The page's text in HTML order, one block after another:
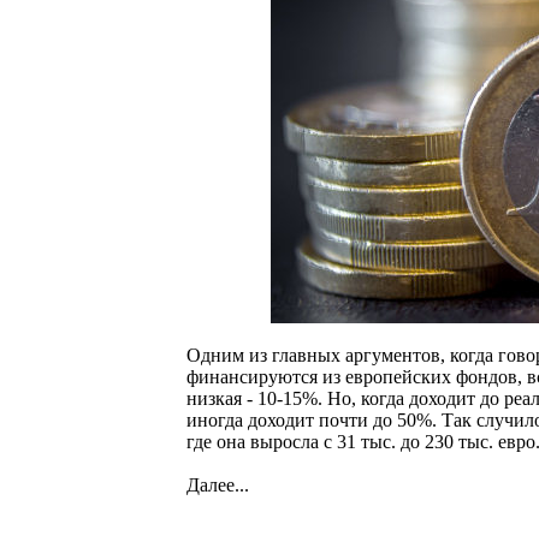
Одним из главных аргументов, когда
финансируются из европейских фондов,
низкая - 10-15%. Но, когда доходит до
иногда доходит почти до 50%. Так
где она выросла с 31 тыс. до 230 тыс. евро.
Далее...